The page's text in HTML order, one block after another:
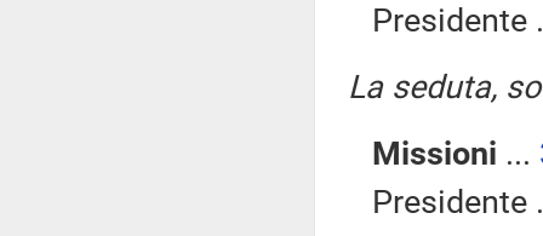
Presidente
La seduta,
Missioni ...
Presidente